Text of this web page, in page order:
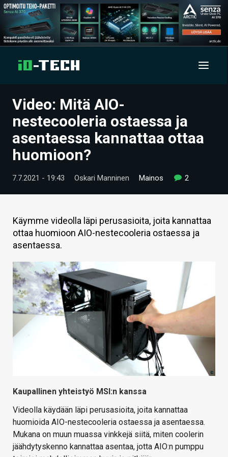
UUTISET
ARTIKKELIT
VIDEOT
TECHBBS
HINTA.FI
KAUPPA
VAIHDA TEEMA
HAKU
Video: Mitä AIO-
nestecooleria ostaessa ja
asentaessa kannattaa ottaa
huomioon?
7.7.2021 - 19:43 Oskari Manninen Mainos 2
Käymme videolla läpi perusasioita, joita kannattaa
ottaa huomioon AIO-nestecooleria ostaessa ja
asentaessa.
Kaupallinen yhteistyö MSI:n kanssa
Videolla käydään läpi perusasioita, joita kannattaa
huomioida AIO-nestecooleria ostaessa ja asentaessa.
Mukana on muun muassa vinkkejä siitä, miten coolerin
jäähdytyskenno kannattaa asentaa, jotta AIO:n pumppu